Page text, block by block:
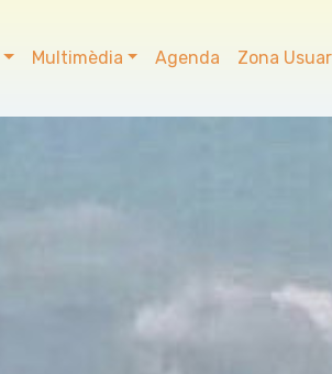
Multimèdia Agenda Zona